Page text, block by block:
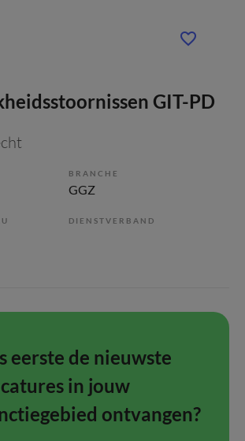
GIT-PD
BRANCHE
GGZ
DIENSTVERBAND
eerste de nieuwste
in jouw
ontvangen?